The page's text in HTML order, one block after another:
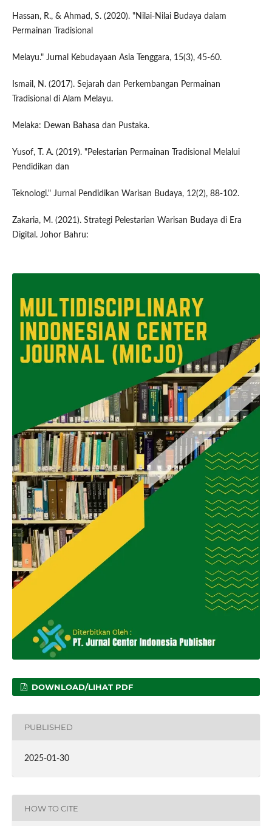
Hassan, R., & Ahmad, S. (2020). "Nilai-Nilai Budaya dalam
Permainan Tradisional
Melayu." Jurnal Kebudayaan Asia Tenggara, 15(3), 45-60.
Ismail, N. (2017). Sejarah dan Perkembangan Permainan
Tradisional di Alam Melayu.
Melaka: Dewan Bahasa dan Pustaka.
Yusof, T. A. (2019). "Pelestarian Permainan Tradisional Melalui
Pendidikan dan
Teknologi." Jurnal Pendidikan Warisan Budaya, 12(2), 88-102.
Zakaria, M. (2021). Strategi Pelestarian Warisan Budaya di Era
Digital. Johor Bahru:
DOWNLOAD/LIHAT PDF
PUBLISHED
2025-01-30
HOW TO CITE